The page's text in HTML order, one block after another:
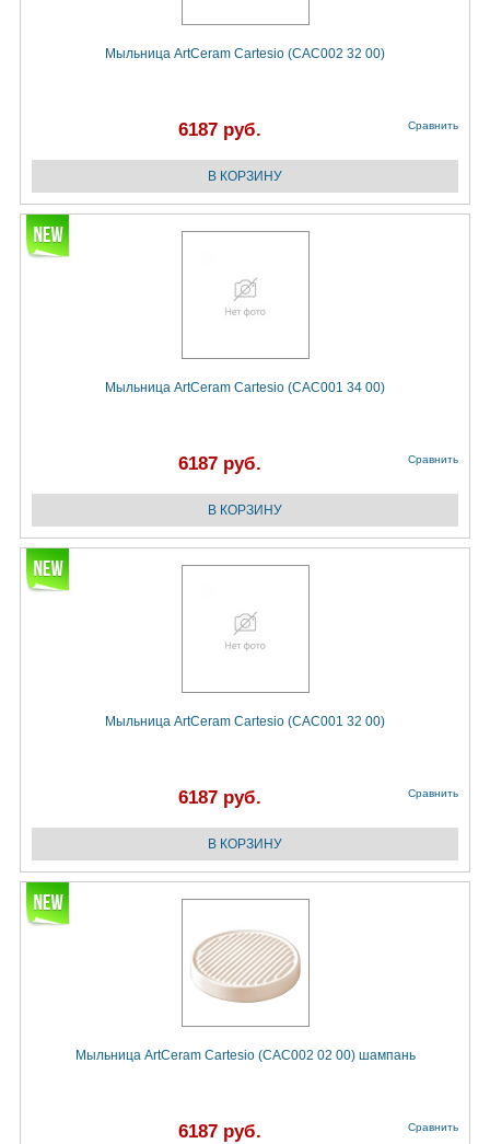
Мыльница ArtCeram Cartesio (CAC002 32 00)
6187 руб. Сравнить
Мыльница ArtCeram Cartesio (CAC001 34 00)
6187 руб. Сравнить
Мыльница ArtCeram Cartesio (CAC001 32 00)
6187 руб. Сравнить
Мыльница ArtCeram Cartesio (CAC002 02 00) шампань
6187 руб. Сравнить